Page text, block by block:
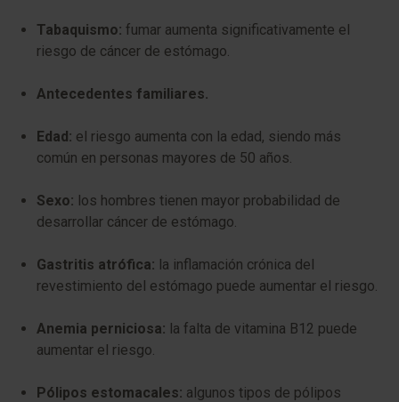
Tabaquismo: fumar aumenta significativamente el
riesgo de cáncer de estómago.
Antecedentes familiares.
Edad: el riesgo aumenta con la edad, siendo más
común en personas mayores de 50 años.
Sexo: los hombres tienen mayor probabilidad de
desarrollar cáncer de estómago.
Gastritis atrófica: la inflamación crónica del
revestimiento del estómago puede aumentar el riesgo.
Anemia perniciosa: la falta de vitamina B12 puede
aumentar el riesgo.
Pólipos estomacales: algunos tipos de pólipos